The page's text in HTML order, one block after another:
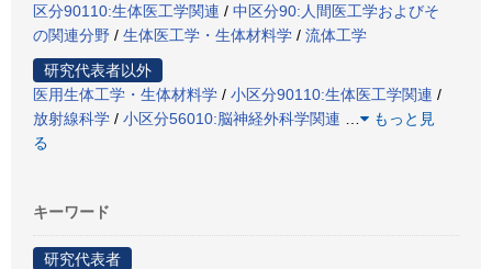
区分90110:生体医工学関連 / 中区分90:人間医工学およびそ
の関連分野 / 生体医工学・生体材料学 / 流体工学
研究代表者以外
医用生体工学・生体材料学 / 小区分90110:生体医工学関連 /
放射線科学 / 小区分56010:脳神経外科学関連
もっと見
る
キーワード
研究代表者